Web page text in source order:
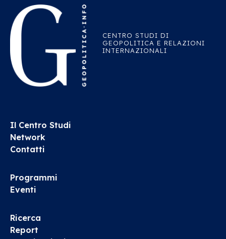
CENTRO STUDI DI
GEOPOLITICA E RELAZIONI
INTERNAZIONALI
Il Centro Studi
Network
Contatti
Programmi
Eventi
Ricerca
Report